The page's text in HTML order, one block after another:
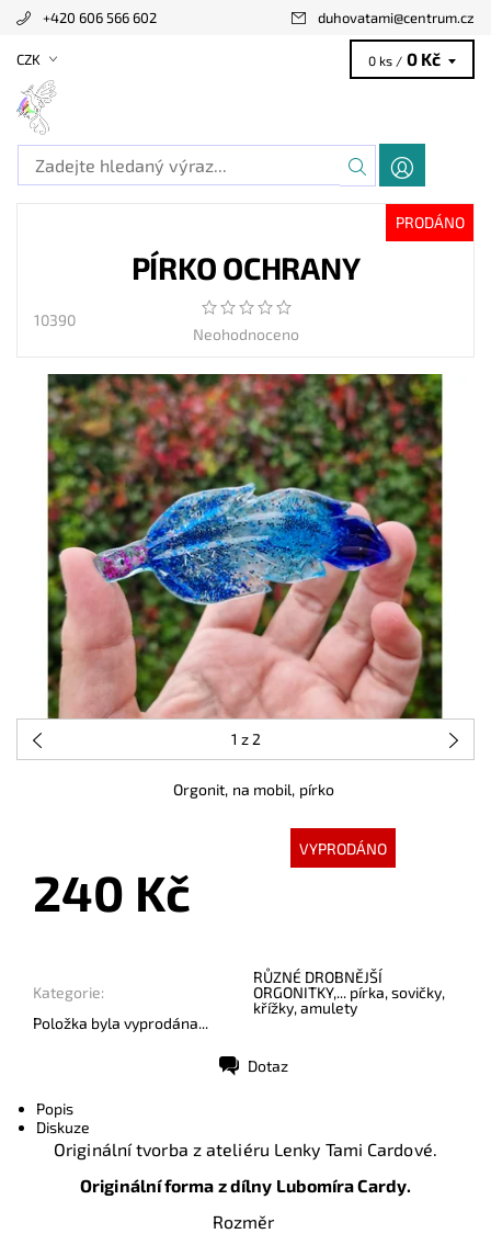
+420 606 566 602 duhovatami@centrum.cz
CZK 0 ks / 0 Kč
PRODÁNO
PÍRKO OCHRANY
10390
Neohodnoceno
1 z 2
Orgonit, na mobil, pírko
VYPRODÁNO
240 Kč
Kategorie:
RŮZNÉ DROBNĚJŠÍ
ORGONITKY,... pírka, sovičky,
křížky, amulety
Položka byla vyprodána...
Dotaz
Popis
Diskuze
Originální tvorba z ateliéru Lenky Tami Cardové.
Originální forma z dílny Lubomíra Cardy.
Rozměr